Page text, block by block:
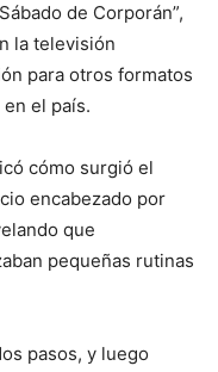
de Corporán”,
la televisión
para otros formatos
el país.
cómo surgió el
encabezado por
que
pequeñas rutinas
pasos, y luego